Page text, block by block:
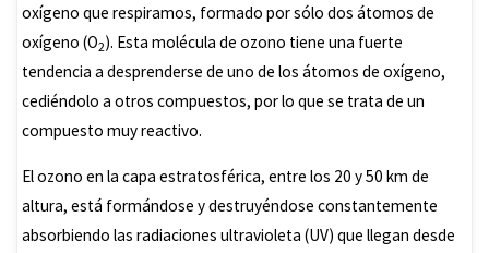
oxígeno que respiramos, formado por sólo dos átomos de
oxígeno (O2). Esta molécula de ozono tiene una fuerte
tendencia a desprenderse de uno de los átomos de oxígeno,
cediéndolo a otros compuestos, por lo que se trata de un
compuesto muy reactivo.
El ozono en la capa estratosférica, entre los 20 y 50 km de
altura, está formándose y destruyéndose constantemente
absorbiendo las radiaciones ultravioleta (UV) que llegan desde